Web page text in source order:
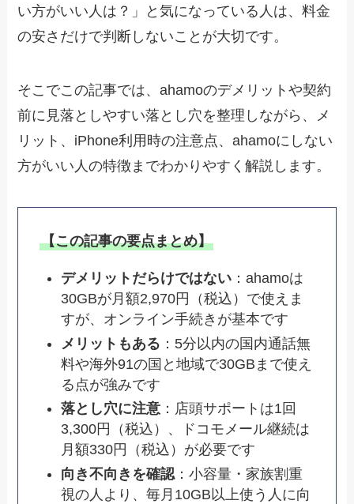
い方がいい人は？」と気になっている人は、料金
の安さだけで判断しないことが大切です。
そこでこの記事では、ahamoのデメリットや契約
前に見落としやすい落とし穴を整理しながら、メ
リット、iPhone利用時の注意点、ahamoにしない
方がいい人の特徴までわかりやすく解説します。
【この記事の要点まとめ】
デメリットだらけではない ：ahamoは
30GBが月額2,970円（税込）で使えま
すが、オンライン手続きが基本です
メリットもある ：5分以内の国内通話無
料や海外91の国と地域で30GBまで使え
る点が強みです
落とし穴に注意 ：店頭サポートは1回
3,300円（税込）、ドコモメール継続は
月額330円（税込）が必要です
向き不向きを確認 ：小容量・家族割重
視の人より、毎月10GB以上使う人に向